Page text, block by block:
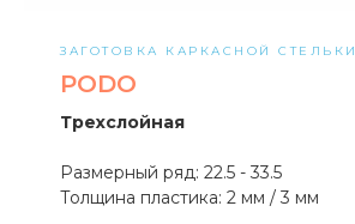
ЗАГОТОВКА КАРКАСНОЙ СТЕЛЬКИ
PODO
Трехслойная
Размерный ряд: 22.5 - 33.5
Толщина пластика: 2 мм / 3 мм